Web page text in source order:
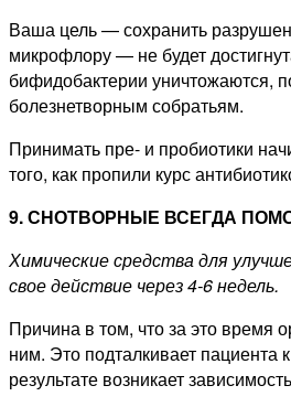
Ваша цель — сохранить
микрофлору — не будет
бифидобактерии уничтожаются,
болезнетворным собратьям.
Принимать пре- и пробиотики
того, как пропили курс
9. СНОТВОРНЫЕ ВСЕГДА
Химические средства для
свое действие через 4-6 недель.
Причина в том, что за это время
ним. Это подталкивает пациента
результате возникает